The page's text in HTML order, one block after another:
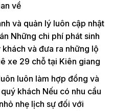
về
và quản lý luôn cập nhật
Những chi phí phát sinh
và đưa ra những lộ
xe 29 chỗ tại Kiên giang
luôn làm hợp đồng và
khách Nếu có nhu cầu
nhẹ lịch sự đối với